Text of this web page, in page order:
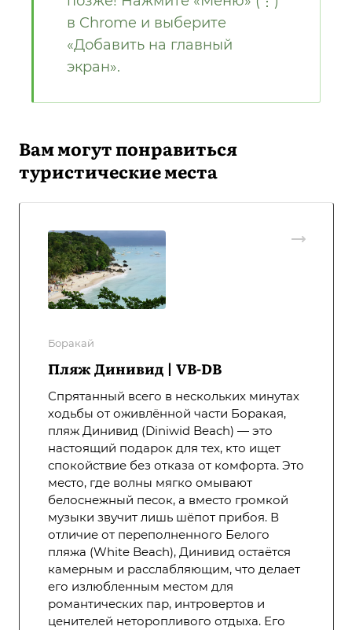
в Chrome и выберите
«Добавить на главный
экран».
Вам могут понравиться
туристические места
Боракай
Пляж Динивид | VB-DB
Спрятанный всего в нескольких минутах
ходьбы от оживлённой части Боракая,
пляж Динивид (Diniwid Beach) — это
настоящий подарок для тех, кто ищет
спокойствие без отказа от комфорта. Это
место, где волны мягко омывают
белоснежный песок, а вместо громкой
музыки звучит лишь шёпот прибоя. В
отличие от переполненного Белого
пляжа (White Beach), Динивид остаётся
камерным и расслабляющим, что делает
его излюбленным местом для
романтических пар, интровертов и
ценителей неторопливого отдыха. Его